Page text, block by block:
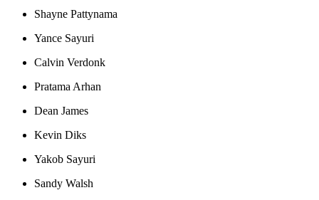
Shayne Pattynama
Yance Sayuri
Calvin Verdonk
Pratama Arhan
Dean James
Kevin Diks
Yakob Sayuri
Sandy Walsh